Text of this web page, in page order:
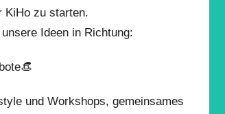
KiHo zu starten.
Ideen in Richtung:
und Workshops, gemeinsames